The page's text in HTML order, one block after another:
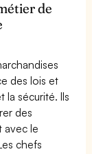
de
des lois et
la sécurité. Ils
des
avec le
chefs